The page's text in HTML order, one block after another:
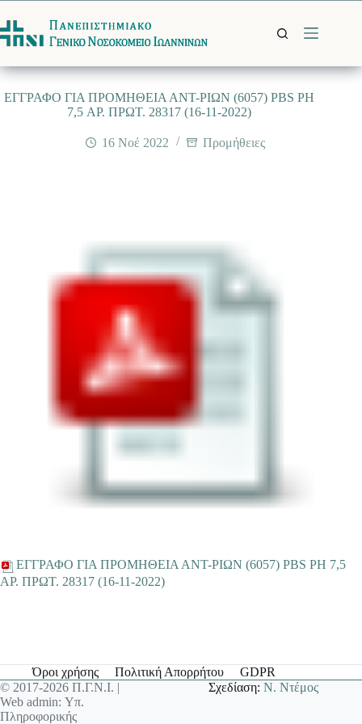
στο
περιεχόμενο
ΕΓΓΡΑΦΟ ΓΙΑ ΠΡΟΜΗΘΕΙΑ ΑΝΤ-ΡΙΩΝ (6057) PBS PH
7,5 ΑΡ. ΠΡΩΤ. 28317 (16-11-2022)
16 Νοέ 2022 Προμήθειες
ΕΓΓΡΑΦΟ ΓΙΑ ΠΡΟΜΗΘΕΙΑ ΑΝΤ-ΡΙΩΝ (6057) PBS PH 7,5
ΑΡ. ΠΡΩΤ. 28317 (16-11-2022)
Όροι χρήσης Πολιτική Απορρήτου
GDPR
© 2017-2026 Π.Γ.Ν.Ι. |
Web admin: Υπ.
Πληροφορικής
Σχεδίαση:Ν. Ντέμος